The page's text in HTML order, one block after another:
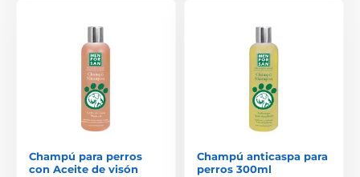
Champú para perros
con Aceite de visón
Champú anticaspa para
perros 300ml